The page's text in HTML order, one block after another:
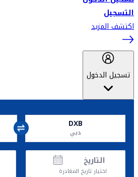
التسجيل
اكتشف المزيد
تسجيل الدخول
DXB
دبي
التاريخ
اختيار تاريخ المغادرة